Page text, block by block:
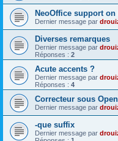
NeoOffice support on
Dernier message par
Diverses remarques
Dernier message par
Réponses : 2
Acute accents ?
Dernier message par
Réponses : 4
Correcteur sous
Dernier message par
-que suffix
Dernier message par